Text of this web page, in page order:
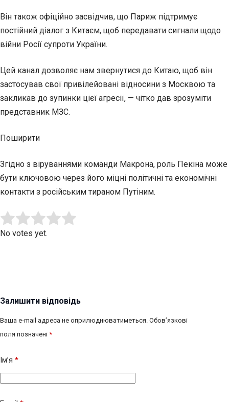
Він також офіційно засвідчив, що Париж підтримує
постійний діалог з Китаєм, щоб передавати сигнали щодо
війни Росії супроти України.
Цей канал дозволяє нам звернутися до Китаю, щоб він
застосував свої привілейовані відносини з Москвою та
закликав до зупинки цієї агресії, — чітко дав зрозуміти
представник МЗС.
Поширити
Згідно з віруваннями команди Макрона, роль Пекіна може
бути ключовою через його міцні політичні та економічні
контакти з російським тираном Путіним.
Rate this item:
No votes yet.
Залишити відповідь
Ваша e-mail адреса не оприлюднюватиметься. Обов’язкові
поля позначені *
Ім’я *